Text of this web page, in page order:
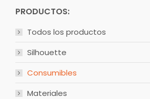
PRODUCTOS:
Todos los productos
Silhouette
Consumibles
Materiales